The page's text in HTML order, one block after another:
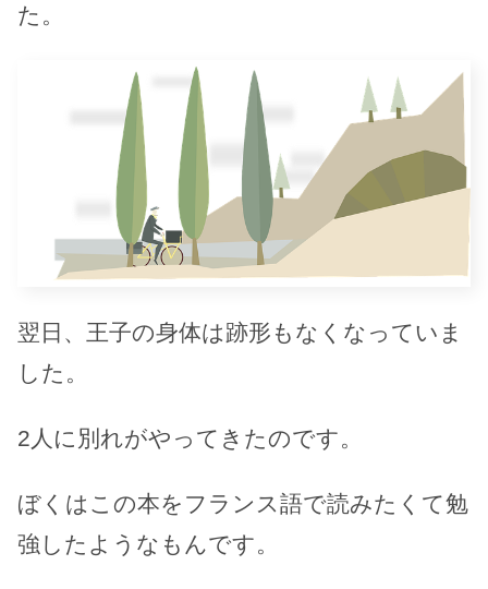
た。
翌日、王子の身体は跡形もなくなっていま
した。
2人に別れがやってきたのです。
ぼくはこの本をフランス語で読みたくて勉
強したようなもんです。